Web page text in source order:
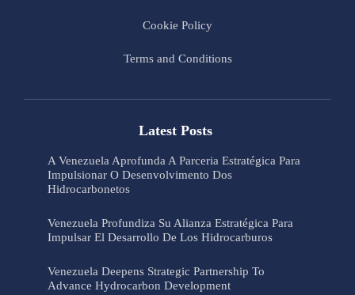
Cookie Policy
Terms and Conditions
Latest Posts
A Venezuela Aprofunda A Parceria Estratégica Para
Impulsionar O Desenvolvimento Dos
Hidrocarbonetos
Venezuela Profundiza Su Alianza Estratégica Para
Impulsar El Desarrollo De Los Hidrocarburos
Venezuela Deepens Strategic Partnership To
Advance Hydrocarbon Development